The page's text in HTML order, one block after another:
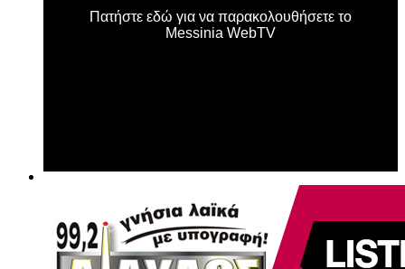
Πατήστε εδώ για να παρακολουθήσετε το
Messinia WebTV